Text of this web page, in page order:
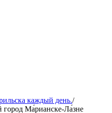
каждый день./
город Ма́рианске-Ла́зне